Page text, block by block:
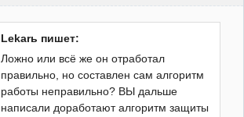
Lekarь пишет:
Ложно или всё же он отработал
правильно, но составлен сам алгоритм
работы неправильно? ВЫ дальше
написали доработают алгоритм защиты